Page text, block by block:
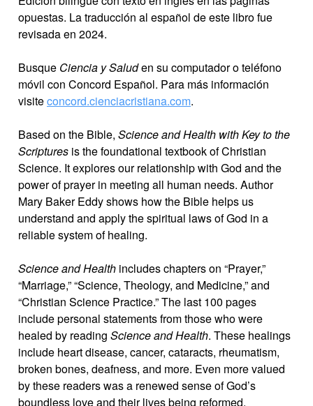
opuestas. ​​ La traducción al español de este libro fue
revisada en 2024.
Busque Ciencia y Saluden su computador o teléfono
móvil con Concord Español. Para más información
visiteconcord.cienciacristiana.com.
Based on the Bible, Science and Health with Key to the
Scriptures is the foundational textbook of Christian
Science. It explores our relationship with God and the
power of prayer in meeting all human needs. Author
Mary Baker Eddy shows how the Bible helps us
understand and apply the spiritual laws of God in a
reliable system of healing.
Science and Health includes chapters on “Prayer,”
“Marriage,” “Science, Theology, and Medicine,” and
“Christian Science Practice.” The last 100 pages
include personal statements from those who were
healed by reading Science and Health. These healings
include heart disease, cancer, cataracts, rheumatism,
broken bones, deafness, and more. Even more valued
by these readers was a renewed sense of God’s
boundless love and their lives being reformed.